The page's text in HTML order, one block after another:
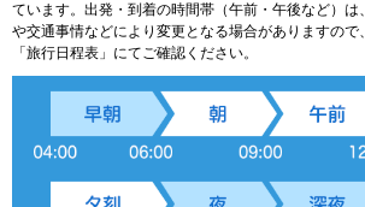
ています。出発・到着の時間帯（午前・午後など）
や交通事情などにより変更となる場合がありますので
「旅行日程表」にてご確認ください。